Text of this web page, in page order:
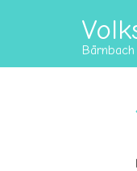
Bärnbach